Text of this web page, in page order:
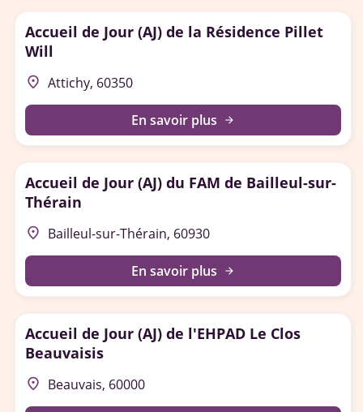
Accueil de Jour (AJ) de la Résidence Pillet
Will
place Attichy, 60350
En savoir plus arrow_forward
Accueil de Jour (AJ) du FAM de Bailleul-sur-
Thérain
place Bailleul-sur-Thérain, 60930
En savoir plus arrow_forward
Accueil de Jour (AJ) de l'EHPAD Le Clos
Beauvaisis
place Beauvais, 60000